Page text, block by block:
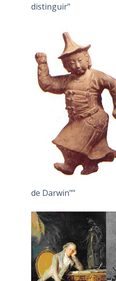
distinguir"
de Darwin""